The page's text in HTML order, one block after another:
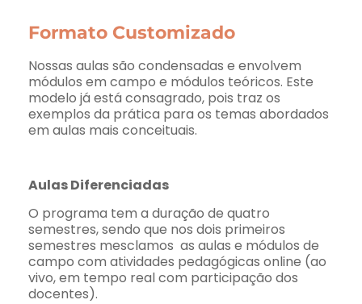
Formato Customizado
Nossas aulas são condensadas e envolvem
módulos em campo e módulos teóricos. Este
modelo já está consagrado, pois traz os
exemplos da prática para os temas abordados
em aulas mais conceituais.
Aulas Diferenciadas
O programa tem a duração de quatro
semestres, sendo que nos dois primeiros
semestres mesclamos as aulas e módulos de
campo com atividades pedagógicas online (ao
vivo, em tempo real com participação dos
docentes).